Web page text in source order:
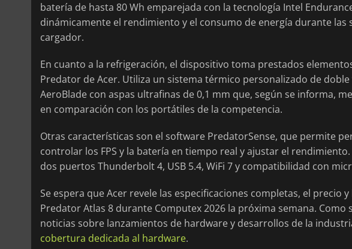
batería de hasta 80 Wh emparejada con la tecnología Intel
dinámicamente el rendimiento y el consumo de energía durante las
cargador.
En cuanto a la refrigeración, el dispositivo toma prestados
Predator de Acer. Utiliza un sistema térmico personalizado de
AeroBlade con aspas ultrafinas de 0,1 mm que, según se informa,
en comparación con los portátiles de la competencia.
Otras características son el software PredatorSense, que permite
controlar los FPS y la batería en tiempo real y ajustar el
dos puertos Thunderbolt 4, USB 5.4, WiFi 7 y compatibilidad con
Se espera que Acer revele las especificaciones completas, el precio
Predator Atlas 8 durante Computex 2026 la próxima semana.
noticias sobre lanzamientos de hardware y desarrollos de la
cobertura dedicada al hardware.